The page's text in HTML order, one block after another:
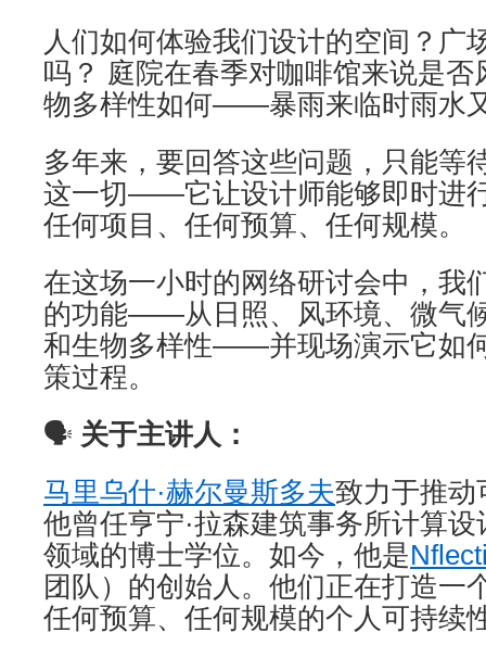
人们如何体验我们设计的空间？广
吗？ 庭院在春季对咖啡馆来说是
物多样性如何——暴雨来临时雨水
多年来，要回答这些问题，只能等
这一切——它让设计师能够即时进
任何项目、任何预算、任何规模。
在这场一小时的网络研讨会中，我
的功能——从日照、风环境、微气
和生物多样性——并现场演示它如
策过程。
🗣 关于主讲人：
马里乌什·赫尔曼斯多夫致力于推动
他曾任亨宁·拉森建筑事务所计算
领域的博士学位。如今，他是
团队）的创始人。他们正在打造一
任何预算、任何规模的个人可持续